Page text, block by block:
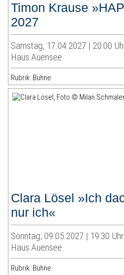
Timon Krause
2027
Samstag, 17.04.2027 | 20:00
Haus Auensee
Rubrik: Bühne
Clara Lösel »Ich
nur ich«
Sonntag, 09.05.2027 | 19:30 Uhr
Haus Auensee
Rubrik: Bühne